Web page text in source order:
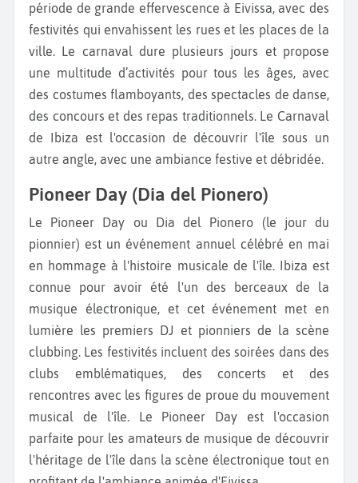
période de grande effervescence à Eivissa, avec des
festivités qui envahissent les rues et les places de la
ville. Le carnaval dure plusieurs jours et propose
une multitude d’activités pour tous les âges, avec
des costumes flamboyants, des spectacles de danse,
des concours et des repas traditionnels. Le Carnaval
de Ibiza est l'occasion de découvrir l'île sous un
autre angle, avec une ambiance festive et débridée.
Pioneer Day (Dia del Pionero)
Le Pioneer Day ou Dia del Pionero (le jour du
pionnier) est un événement annuel célébré en mai
en hommage à l'histoire musicale de l'île. Ibiza est
connue pour avoir été l'un des berceaux de la
musique électronique, et cet événement met en
lumière les premiers DJ et pionniers de la scène
clubbing. Les festivités incluent des soirées dans des
clubs emblématiques, des concerts et des
rencontres avec les figures de proue du mouvement
musical de l'île. Le Pioneer Day est l'occasion
parfaite pour les amateurs de musique de découvrir
l'héritage de l'île dans la scène électronique tout en